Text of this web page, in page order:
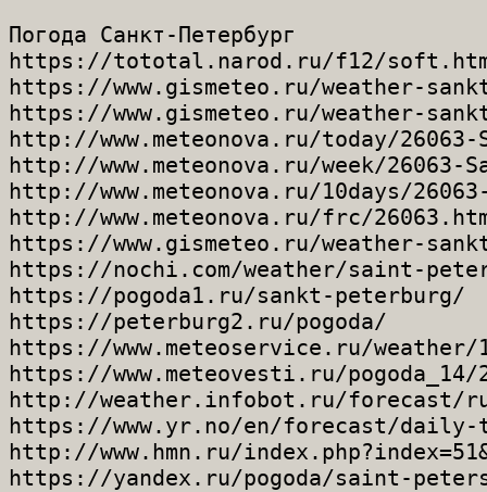
Погода Санкт-Петербург
https://tototal.narod.ru/f12/
https://www.gismeteo.ru/weather-
https://www.gismeteo.ru/weather-
http://www.meteonova.ru/today/
http://www.meteonova.ru/week/26063-
http://www.meteonova.ru/10days/
http://www.meteonova.ru/frc/
https://www.gismeteo.ru/weather-
https://nochi.com/weather/saint-
https://pogoda1.ru/sankt-peterburg/
https://peterburg2.ru/pogoda/
https://www.meteoservice.ru/weather/
https://www.meteovesti.ru/pogoda_14/
http://weather.infobot.ru/forecast/
https://www.yr.no/en/forecast/daily-
http://www.hmn.ru/
https://yandex.ru/pogoda/saint-